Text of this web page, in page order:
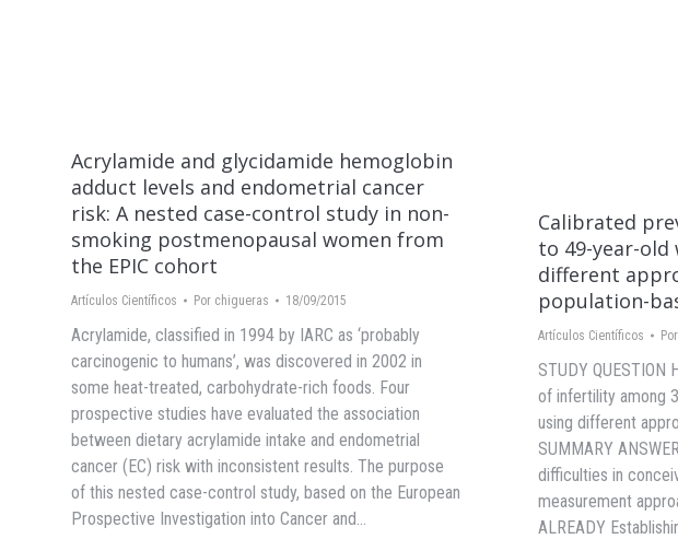
Acrylamide and glycidamide hemoglobin
adduct levels and endometrial cancer
risk: A nested case-control study in non-
smoking postmenopausal women from
the EPIC cohort
Artículos Científicos Por chigueras 18/09/2015
Acrylamide, classified in 1994 by IARC as ‘probably
carcinogenic to humans’, was discovered in 2002 in
some heat-treated, carbohydrate-rich foods. Four
prospective studies have evaluated the association
between dietary acrylamide intake and endometrial
cancer (EC) risk with inconsistent results. The purpose
of this nested case-control study, based on the European
Prospective Investigation into Cancer and…
Calibrated
to 49-year-
different
population-
Artículos Científicos Por
STUDY
of infertility among
using different
SUMMARY
difficulties in
measurement
ALREADY